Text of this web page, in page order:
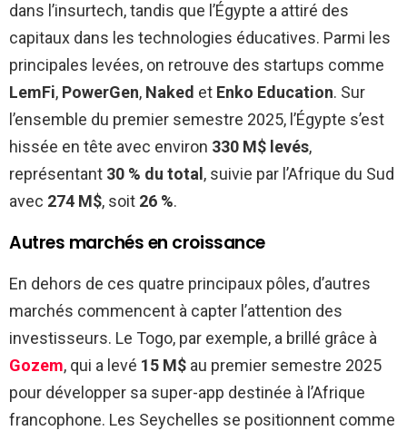
dans l’insurtech, tandis que l’Égypte a attiré des
capitaux dans les technologies éducatives. Parmi les
principales levées, on retrouve des startups comme
LemFi, PowerGen, Naked et Enko Education. Sur
l’ensemble du premier semestre 2025, l’Égypte s’est
hissée en tête avec environ 330 M$ levés,
représentant 30 % du total , suivie par l’Afrique du Sud
avec 274 M$, soit 26 %.
Autres marchés en croissance
En dehors de ces quatre principaux pôles, d’autres
marchés commencent à capter l’attention des
investisseurs. Le Togo, par exemple, a brillé grâce à
Gozem, qui a levé 15 M$ au premier semestre 2025
pour développer sa super-app destinée à l’Afrique
francophone. Les Seychelles se positionnent comme